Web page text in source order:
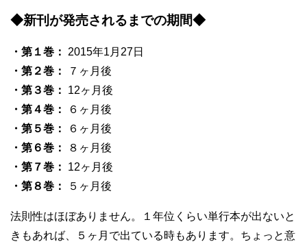
◆新刊が発売されるまでの期間◆
・第１巻：
2015年1月27日
・第２巻：
７ヶ月後
・第３巻：
12ヶ月後
・第４巻：
６ヶ月後
・第５巻：
６ヶ月後
・第６巻：
８ヶ月後
・第７巻：
12ヶ月後
・第８巻：
５ヶ月後
法則性はほぼありません。１年位くらい単行本が出ないと
きもあれば、５ヶ月で出ている時もあります。ちょっと意